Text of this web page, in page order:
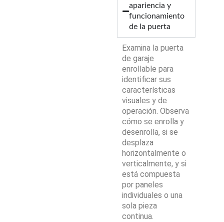
apariencia y
funcionamiento
de la puerta
Examina la puerta
de garaje
enrollable para
identificar sus
características
visuales y de
operación. Observa
cómo se enrolla y
desenrolla, si se
desplaza
horizontalmente o
verticalmente, y si
está compuesta
por paneles
individuales o una
sola pieza
continua.